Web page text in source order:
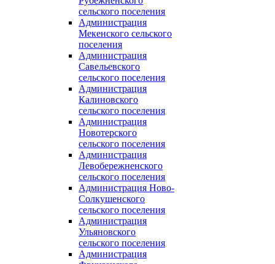
сельского поселения
Администрация
Мекенского сельского
поселения
Администрация
Савельевского
сельского поселения
Администрация
Калиновского
сельского поселения
Администрация
Новотерского
сельского поселения
Администрация
Левобережненского
сельского поселения
Администрация Ново-
Солкушенского
сельского поселения
Администрация
Ульяновского
сельского поселения
Администрация